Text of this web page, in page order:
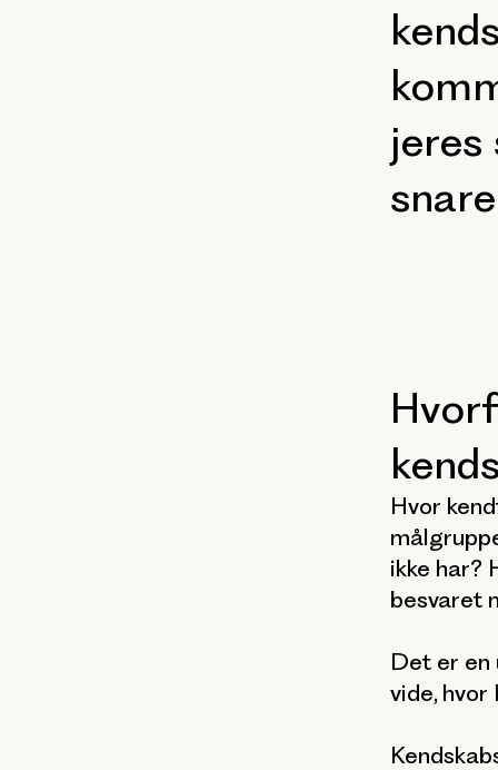
jeres
Hvor
ikke har?
besvaret
Det er en
vide, hvor